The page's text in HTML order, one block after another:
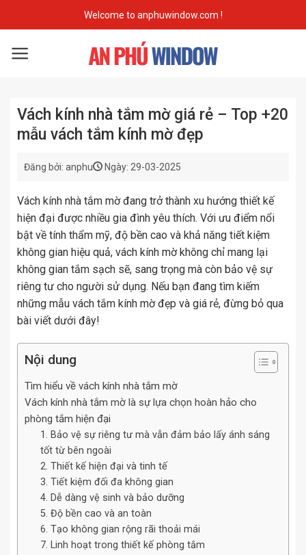
Welcome to anphuwindow.com !
Vách kính nhà tắm mờ giá rẻ – Top +20
mẫu vách tắm kính mờ đẹp
Đăng bởi: anphu Ngày: 29-03-2025
Vách kính nhà tắm mờ đang trở thành xu hướng thiết kế
hiện đại được nhiều gia đình yêu thích. Với ưu điểm nổi
bật về tính thẩm mỹ, độ bền cao và khả năng tiết kiệm
không gian hiệu quả, vách kính mờ không chỉ mang lại
không gian tắm sạch sẽ, sang trọng mà còn bảo vệ sự
riêng tư cho người sử dụng. Nếu bạn đang tìm kiếm
những mẫu vách tắm kính mờ đẹp và giá rẻ, đừng bỏ qua
bài viết dưới đây!
Nội dung
Tìm hiểu về vách kính nhà tắm mờ
Vách kính nhà tắm mờ là sự lựa chọn hoàn hảo cho
phòng tắm hiện đại
1. Bảo vệ sự riêng tư mà vẫn đảm bảo lấy ánh sáng
tốt từ bên ngoài
2. Thiết kế hiện đại và tinh tế
3. Tiết kiệm đối đa không gian
4. Dễ dàng vệ sinh và bảo dưỡng
5. Độ bền cao và an toàn
6. Tạo không gian rộng rãi thoải mái
7. Linh hoạt trong thiết kế phòng tắm